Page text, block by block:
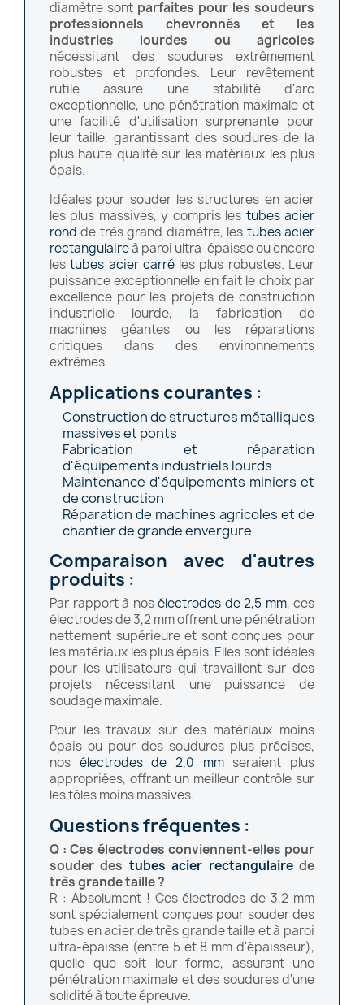
diamètre sont parfaites pour les soudeurs
professionnels chevronnés et les
industries lourdes ou agricoles
nécessitant des soudures extrêmement
robustes et profondes. Leur revêtement
rutile assure une stabilité d'arc
exceptionnelle, une pénétration maximale et
une facilité d'utilisation surprenante pour
leur taille, garantissant des soudures de la
plus haute qualité sur les matériaux les plus
épais.
Idéales pour souder les structures en acier
les plus massives, y compris les tubes acier
rond de très grand diamètre, les tubes acier
rectangulaireà paroi ultra-épaisse ou encore
lestubes acier carréles plus robustes. Leur
puissance exceptionnelle en fait le choix par
excellence pour les projets de construction
industrielle lourde, la fabrication de
machines géantes ou les réparations
critiques dans des environnements
extrêmes.
Applications courantes :
Construction de structures métalliques
massives et ponts
Fabrication et réparation
d'équipements industriels lourds
Maintenance d'équipements miniers et
de construction
Réparation de machines agricoles et de
chantier de grande envergure
Comparaison avec d'autres
produits :
Par rapport à nosélectrodes de 2,5 mm, ces
électrodes de 3,2 mm offrent une pénétration
nettement supérieure et sont conçues pour
les matériaux les plus épais. Elles sont idéales
pour les utilisateurs qui travaillent sur des
projets nécessitant une puissance de
soudage maximale.
Pour les travaux sur des matériaux moins
épais ou pour des soudures plus précises,
nos électrodes de 2,0 mmseraient plus
appropriées, offrant un meilleur contrôle sur
les tôles moins massives.
Questions fréquentes :
Q : Ces électrodes conviennent-elles pour
souder des tubes acier rectangulairede
très grande taille ?
R : Absolument ! Ces électrodes de 3,2 mm
sont spécialement conçues pour souder des
tubes en acier de très grande taille et à paroi
ultra-épaisse (entre 5 et 8 mm d'épaisseur),
quelle que soit leur forme, assurant une
pénétration maximale et des soudures d'une
solidité à toute épreuve.